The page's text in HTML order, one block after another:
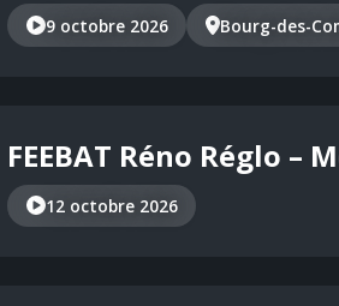
9 octobre 2026 Bourg-des-
FEEBAT Réno Réglo
12 octobre 2026